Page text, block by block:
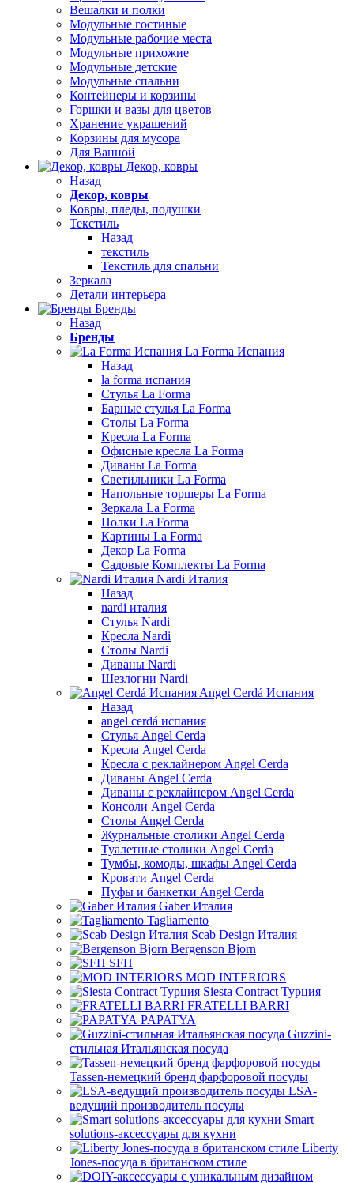
Вешалки и полки
Модульные гостиные
Модульные рабочие места
Модульные прихожие
Модульные детские
Модульные спальни
Контейнеры и корзины
Горшки и вазы для цветов
Хранение украшений
Корзины для мусора
Для Ванной
Декор, ковры
Назад
Декор, ковры
Ковры, пледы, подушки
Текстиль
Назад
текстиль
Текстиль для спальни
Зеркала
Детали интерьера
Бренды
Назад
Бренды
La Forma Испания
Назад
la forma испания
Стулья La Forma
Барные стулья La Forma
Столы La Forma
Кресла La Forma
Офисные кресла La Forma
Диваны La Forma
Светильники La Forma
Напольные торшеры La Forma
Зеркала La Forma
Полки La Forma
Картины La Forma
Декор La Forma
Садовые Комплекты La Forma
Nardi Италия
Назад
nardi италия
Стулья Nardi
Кресла Nardi
Столы Nardi
Диваны Nardi
Шезлогни Nardi
Angel Cerdá Испания
Назад
angel cerdá испания
Стулья Angel Cerda
Кресла Angel Cerda
Кресла с реклайнером Angel Cerda
Диваны Angel Cerda
Диваны с реклайнером Angel Cerda
Консоли Angel Cerda
Столы Angel Cerda
Журнальные столики Angel Cerda
Туалетные столики Angel Cerda
Тумбы, комоды, шкафы Angel Cerda
Кровати Angel Cerda
Пуфы и банкетки Angel Cerda
Gaber Италия
Tagliamento
Scab Design Италия
Bergenson Bjorn
SFH
MOD INTERIORS
Siesta Contract Турция
FRATELLI BARRI
PAPATYA
Guzzini-
стильная Итальянская посуда
Tassen-немецкий бренд фарфоровой посуды
LSA-
ведущий производитель посуды
Smart
solutions-аксессуары для кухни
Liberty
Jones-посуда в британском стиле